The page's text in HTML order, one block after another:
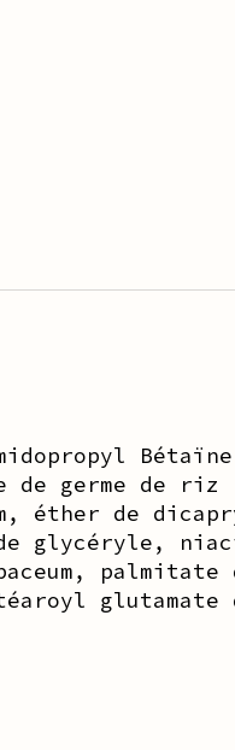
de germe de
éther de
glutamate